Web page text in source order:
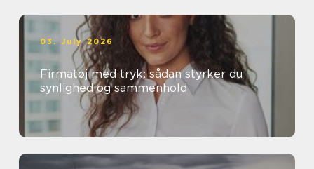
03. July 2026
Firmatøj med tryk: sådan styrker du
synlighed og sammenhold